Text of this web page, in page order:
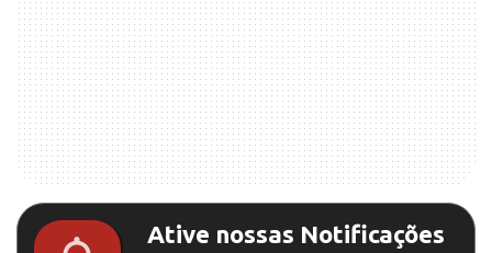
Ative nossas Notificações